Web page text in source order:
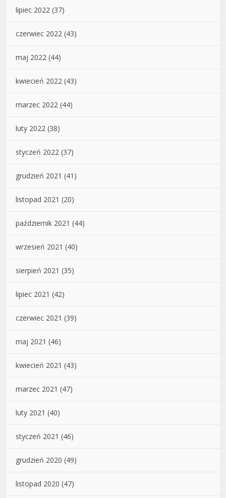
lipiec 2022 (37)
czerwiec 2022 (43)
maj 2022 (44)
kwiecień 2022 (43)
marzec 2022 (44)
luty 2022 (38)
styczeń 2022 (37)
grudzień 2021 (41)
listopad 2021 (20)
październik 2021 (44)
wrzesień 2021 (40)
sierpień 2021 (35)
lipiec 2021 (42)
czerwiec 2021 (39)
maj 2021 (46)
kwiecień 2021 (43)
marzec 2021 (47)
luty 2021 (40)
styczeń 2021 (46)
grudzień 2020 (49)
listopad 2020 (47)